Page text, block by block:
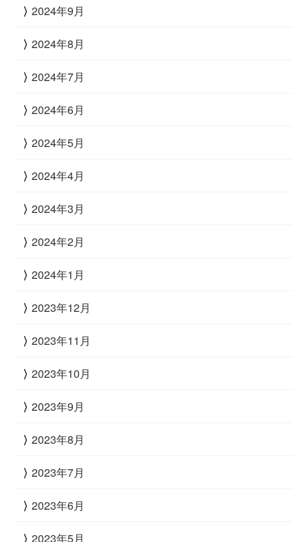
2024年9月
2024年8月
2024年7月
2024年6月
2024年5月
2024年4月
2024年3月
2024年2月
2024年1月
2023年12月
2023年11月
2023年10月
2023年9月
2023年8月
2023年7月
2023年6月
2023年5月